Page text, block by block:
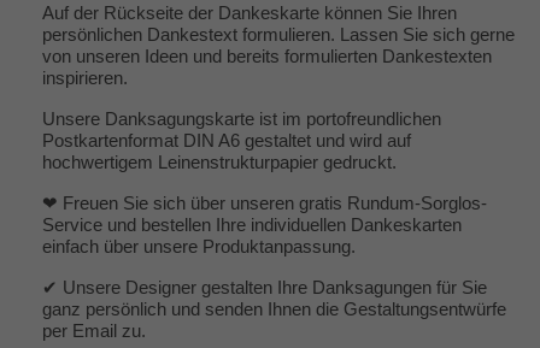
Auf der Rückseite der Dankeskarte können Sie Ihren
persönlichen Dankestext formulieren. Lassen Sie sich gerne
von unseren Ideen und bereits formulierten Dankestexten
inspirieren.
Unsere Danksagungskarte ist im portofreundlichen
Postkartenformat DIN A6 gestaltet und wird auf
hochwertigem Leinenstrukturpapier gedruckt.
❤ Freuen Sie sich über unseren gratis Rundum-Sorglos-
Service und bestellen Ihre individuellen Dankeskarten
einfach über unsere Produktanpassung.
✔ Unsere Designer gestalten Ihre Danksagungen für Sie
ganz persönlich und senden Ihnen die Gestaltungsentwürfe
per Email zu.